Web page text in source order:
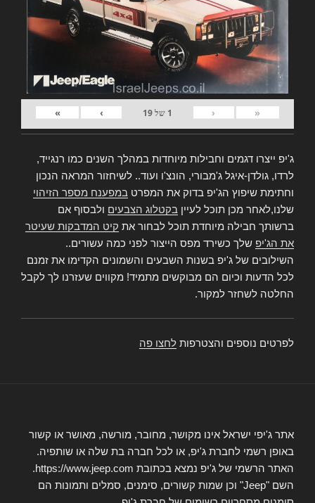
«
‹
1 של19
›
»
ג'יפ ייצרו דגמים וחבילות מיוחדות במהלך השנים כמו רנגייד,
לרדו, גולדן-איגל ג'מבורי, הונצ'ו ועוד.. לשיחזור המראה הנכון
וחתימת שיפוץ הג'יפ בדוק את המפרט במפענח מספר הזיהוי
שלנו,לאחר מכן תוכל לעיין בקטלוג הצבעים ולבסוף אם
ברשותך חבילה מיוחדת תוכל לבחור את קיט המדבקות שעיטר
את הג'יפ שלך כשירד מפס הייצור לפני כמה עשורים..
השילובים של ג'יפ בשנות השבעים והשמונים הקדימו את זמנם
לכל הדעות וכיום הם מבוקשים מתמיד! מקווים שעזרנו לך לקבל
החלטה לשחזר למקור.
לפרטים נוספים והצטרפות לחצו פה
אתר ג'יפי ישראל אינו מקושר, מחובר, מורשה, מאושר או קשור
באופן רשמי לחברת ג'יפ, או לכל חברה בת שלה או שותפיה.
האתר הרשמי של ג'יפ נמצא בכתובת https://www.jeep.com.
השם "Jeep" וכן שמות קשורים, סימנים, סמלים ותמונות הם